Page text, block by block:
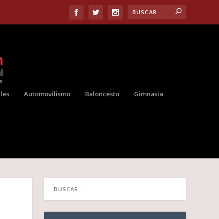
Automovilismo Baloncesto Gimnasia